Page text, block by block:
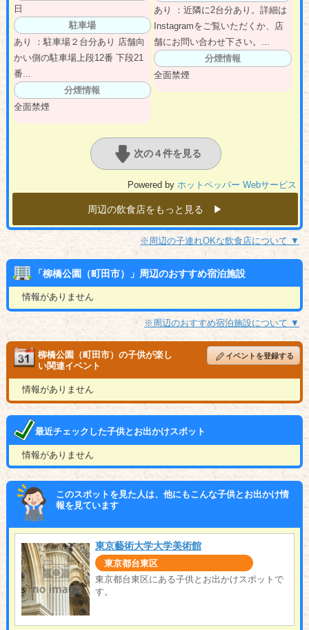
日
駐車場
あり ：駐車場２台分あり 店舗向
かい側の駐車場上段12番 下段21
番...
分煙情報
全面禁煙
あり ：近隣に2台分あり。詳細は
Instagramをご覧いただくか、店
舗にお問い合わせ下さい。...
分煙情報
全面禁煙
次の４件を見る
Powered by ホットペッパー Webサービス
周辺の飲食店をもっと見る ▶︎
※周辺の子連れOKな飲食店について ▼
「柳橋公園（町田市）」周辺のおすすめ宿泊施設
情報がありません
※周辺のおすすめ宿泊施設について ▼
柳橋公園（町田市）の子供が楽し
い関連イベント
イベントを登録する
情報がありません
最近チェックした子供とお出かけスポット
情報がありません
このスポットを見た人は、他にもこんな子供とお出かけ情
報を見ています
東京藝術大学大学美術館
東京都台東区
東京都台東区にある子供とお出かけスポットで
す。